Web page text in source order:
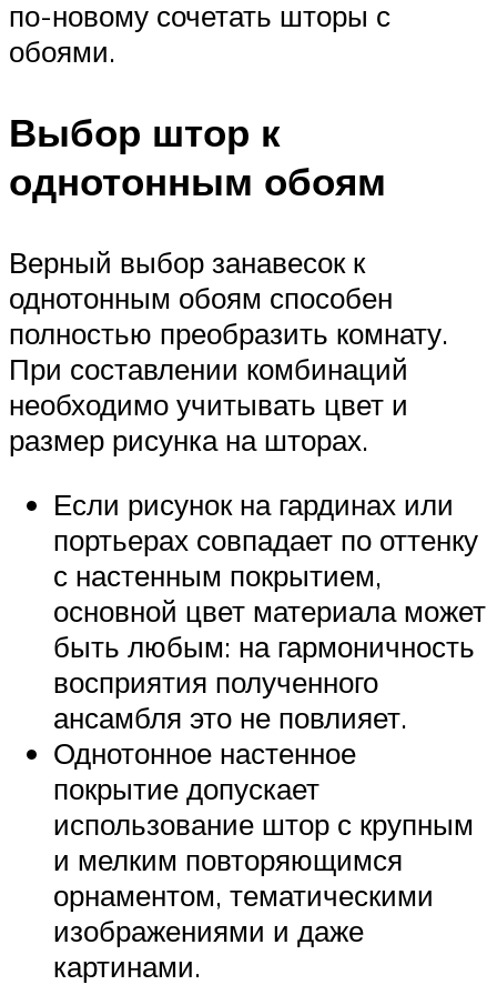
по-новому сочетать шторы с
обоями.
Выбор штор к
однотонным обоям
Верный выбор занавесок к
однотонным обоям способен
полностью преобразить комнату.
При составлении комбинаций
необходимо учитывать цвет и
размер рисунка на шторах.
Если рисунок на гардинах или
портьерах совпадает по оттенку
с настенным покрытием,
основной цвет материала может
быть любым: на гармоничность
восприятия полученного
ансамбля это не повлияет.
Однотонное настенное
покрытие допускает
использование штор с крупным
и мелким повторяющимся
орнаментом, тематическими
изображениями и даже
картинами.